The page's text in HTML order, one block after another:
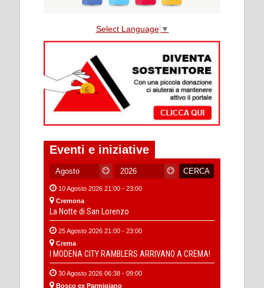
Select Language ▼
Eventi e iniziative
10 Agosto 2026 21:00 - 23:00
Cremona
La Notte di San Lorenzo
25 Agosto 2026 21:00 - 23:00
Crema
I MODENA CITY RAMBLERS ARRIVANO A CREMA!
30 Agosto 2026 06:38 - 09:00
Bosco ex Parmigiano